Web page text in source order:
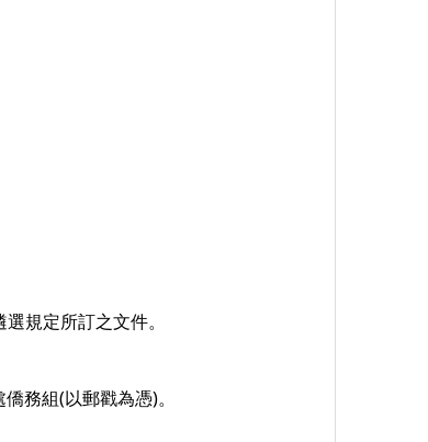
選規定所訂之文件。
務組(以郵戳為憑)。